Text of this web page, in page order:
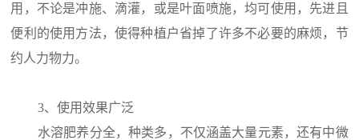
用，不论是冲施、滴灌，或是叶面喷施，均可使用，先进且
便利的使用方法，使得种植户省掉了许多不必要的麻烦，节
约人力物力。
3、使用效果广泛
水溶肥养分全，种类多，不仅涵盖大量元素，还有中微